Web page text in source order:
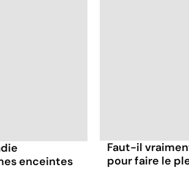
enceintes
Faut-il
pour faire le